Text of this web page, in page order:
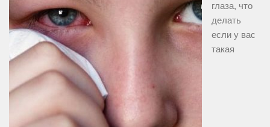
глаза, что
делать
если у вас
такая